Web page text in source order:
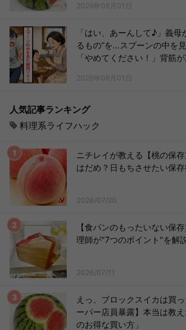
2026年08月01日
「はい、あーんして♪」義母
るもの”を…スプーンの中を
「やめてください！」背筋
2026年08月01日
人気記事ランキング
料理系ライフハック
ニチレイが教える【桃の保
はだめ？日もちさせたい保存
2026/07/20
【食パンのもったいない保
理師が"7つのポイント"を解
2026/07/11
えっ、ブロックスイカは買
ーパー店員暴露】本当は教
のお得な買い方」